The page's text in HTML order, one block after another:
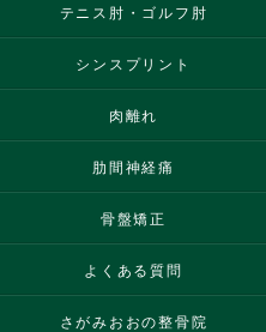
テニス肘・ゴルフ肘
シンスプリント
肉離れ
肋間神経痛
骨盤矯正
よくある質問
さがみおおの整骨院